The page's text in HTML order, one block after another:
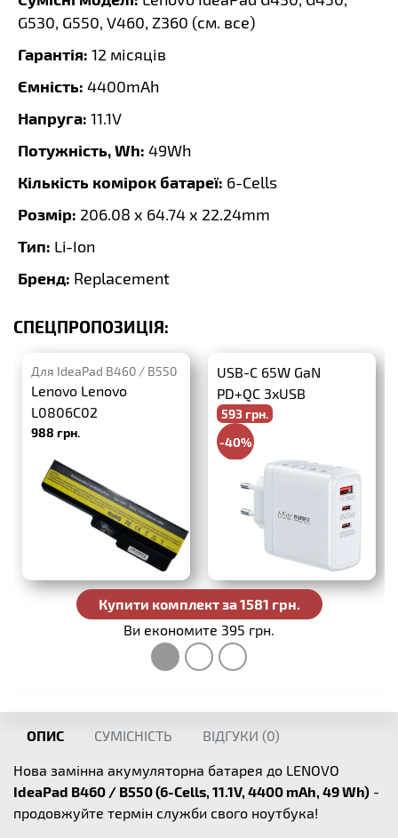
G530, G550, V460, Z360 (см. все)
Гарантія: 12 місяців
Ємність: 4400mAh
Напруга: 11.1V
Потужність, Wh: 49Wh
Кількість комірок батареї: 6-Cells
Розмір: 206.08 x 64.74 x 22.24mm
Тип: Li-Ion
Бренд: Replacement
СПЕЦПРОПОЗИЦІЯ:
Для IdeaPad B460 / B550
Lenovo Lenovo
L0806C02
988 грн.
USB-C 65W GaN
PD+QC 3xUSB
593 грн.
-40%
988 грн.
Купити комплект за 1581 грн.
Ви економите 395 грн.
ОПИС СУМІСНІСТЬ ВІДГУКИ (0)
Нова замінна акумуляторна батарея до LENOVO
IdeaPad B460 / B550 (6-Cells, 11.1V, 4400 mAh, 49 Wh) -
продовжуйте термін служби свого ноутбука!